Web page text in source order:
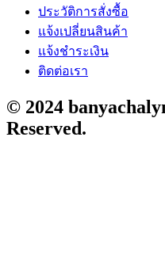
ประวัติการสั่งซื้อ
แจ้งเปลี่ยนสินค้า
แจ้งชำระเงิน
ติดต่อเรา
© 2024
Reserved.